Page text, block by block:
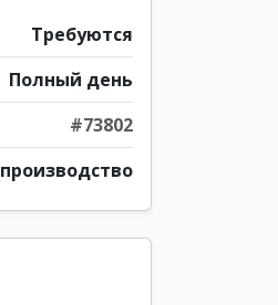
Требуются
Полный день
#73802
производство